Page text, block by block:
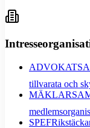
tillvarata och
SPEF